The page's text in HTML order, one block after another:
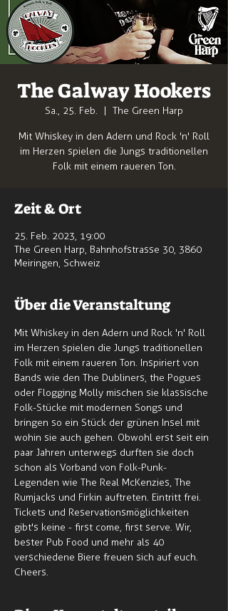
The Galway Hookers
Sa., 25. Feb.
  |
The Green Harp
Mit Whiskey in den Adern und Rock 'n' Roll
im Herzen spielen die Jungs traditionellen
Folk mit einem raueren Ton.
Zeit & Ort
25. Feb. 2023, 19:00
The Green Harp, Bahnhofstrasse 30, 3860
Meiringen, Schweiz
Über die Veranstaltung
Mit Whiskey in den Adern und Rock 'n' Roll
im Herzen spielen die Jungs traditionellen
Folk mit einem raueren Ton. Inspiriert von
Bands wie den The Dubliners, the Pogues
oder Flogging Molly mischen sie klassische
Folk-Stücke mit modernen Songs und
bringen so ein Stück der grünen Insel mit
wohin sie auch gehen. Obwohl erst seit ein
paar Jahren unterwegs durften sie doch
schon als Vorband von Folk-Punk-
Legenden wie The Real McKenzies, The
Rumjacks und Firkin auftreten. Eintritt frei.
Tickets und Reservationsmöglichkeiten
gibt's keine - first come, first serve. Wir,
bester Pub Food und mehr als 40
verschiedene Biere freuen sich auf euch.
Cheers.